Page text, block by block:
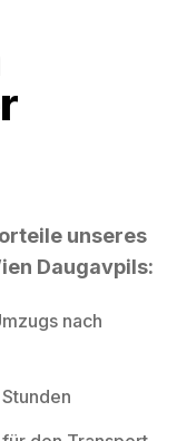
unseres
Daugavpils:
nach